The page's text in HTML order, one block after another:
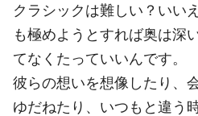
クラシックは難しい？いい
も極めようとすれば奥は深
てなくたっていいんです。
彼らの想いを想像したり、
ゆだねたり、いつもと違う